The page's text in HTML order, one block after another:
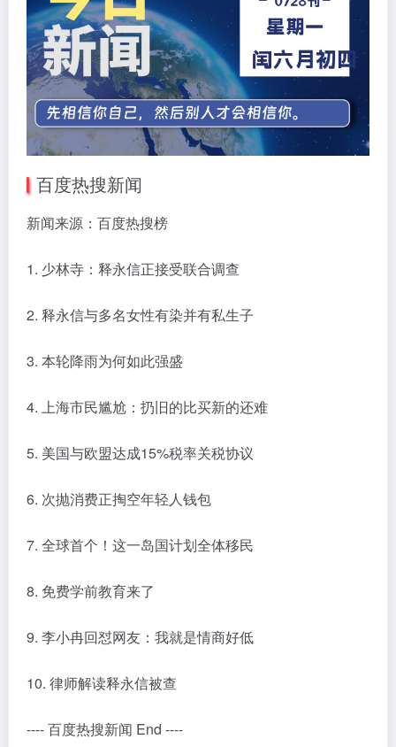
百度热搜新闻
新闻来源：百度热搜榜
1. 少林寺：释永信正接受联合调查
2. 释永信与多名女性有染并有私生子
3. 本轮降雨为何如此强盛
4. 上海市民尴尬：扔旧的比买新的还难
5. 美国与欧盟达成15%税率关税协议
6. 次抛消费正掏空年轻人钱包
7. 全球首个！这一岛国计划全体移民
8. 免费学前教育来了
9. 李小冉回怼网友：我就是情商好低
10. 律师解读释永信被查
---- 百度热搜新闻 End ----